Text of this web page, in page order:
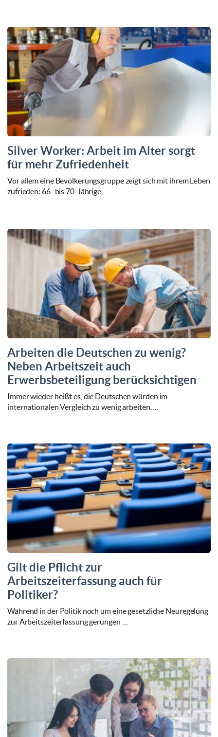
Silver Worker: Arbeit im Alter sorgt
für mehr Zufriedenheit
Vor allem eine Bevölkerungsgruppe zeigt sich mit ihrem Leben
zufrieden: 66- bis 70-Jährige, …
Arbeiten die Deutschen zu wenig?
Neben Arbeitszeit auch
Erwerbsbeteiligung berücksichtigen
Immer wieder heißt es, die Deutschen würden im
internationalen Vergleich zu wenig arbeiten. …
Gilt die Pflicht zur
Arbeitszeiterfassung auch für
Politiker?
Während in der Politik noch um eine gesetzliche Neuregelung
zur Arbeitszeiterfassung gerungen …